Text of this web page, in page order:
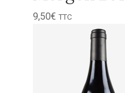
9,50€ TTC